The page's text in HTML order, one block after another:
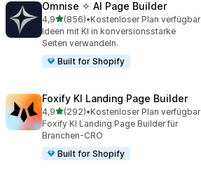
Omnise ✧ AI Page Builder
4,9von 5 Sternen
(856)
856 Rezensionen insgesamt
•Kostenloser Plan verfügbar
Ideen mit KI in konversionsstarke
Seiten verwandeln.
Built for Shopify
Foxify KI Landing Page Builder
4,9von 5 Sternen
(292)
292 Rezensionen insgesamt
•Kostenloser Plan verfügbar
Foxify KI Landing Page Builder für
Branchen-CRO
Built for Shopify